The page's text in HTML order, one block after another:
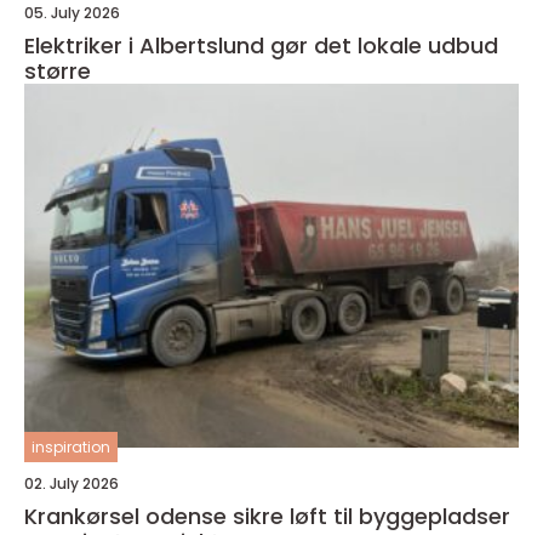
05. July 2026
Elektriker i Albertslund gør det lokale udbud
større
inspiration
02. July 2026
Krankørsel odense sikre løft til byggepladser